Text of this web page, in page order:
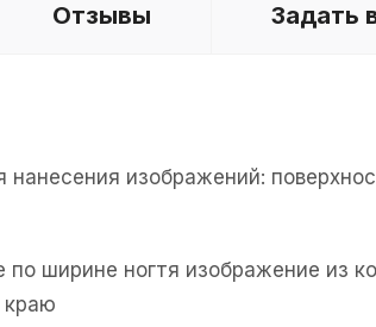
Отзывы Задать
нанесения изображений:
ширине ногтя изображение из
краю